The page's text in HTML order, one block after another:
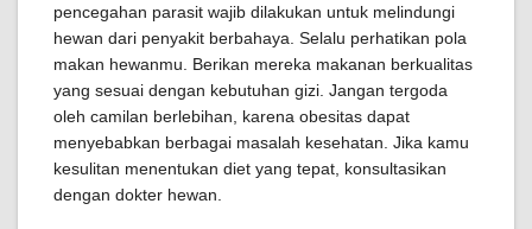
pencegahan parasit wajib dilakukan untuk melindungi
hewan dari penyakit berbahaya. Selalu perhatikan pola
makan hewanmu. Berikan mereka makanan berkualitas
yang sesuai dengan kebutuhan gizi. Jangan tergoda
oleh camilan berlebihan, karena obesitas dapat
menyebabkan berbagai masalah kesehatan. Jika kamu
kesulitan menentukan diet yang tepat, konsultasikan
dengan dokter hewan.